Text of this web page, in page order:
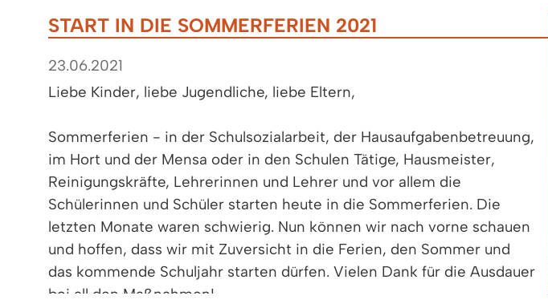
START IN DIE SOMMERFERIEN 2021
23.06.2021
Liebe Kinder, liebe Jugendliche, liebe Eltern,
Sommerferien - in der Schulsozialarbeit, der Hausaufgabenbetreuung,
im Hort und der Mensa oder in den Schulen Tätige, Hausmeister,
Reinigungskräfte, Lehrerinnen und Lehrer und vor allem die
Schülerinnen und Schüler starten heute in die Sommerferien. Die
letzten Monate waren schwierig. Nun können wir nach vorne schauen
und hoffen, dass wir mit Zuversicht in die Ferien, den Sommer und
das kommende Schuljahr starten dürfen. Vielen Dank für die Ausdauer
bei all den Maßnahmen!